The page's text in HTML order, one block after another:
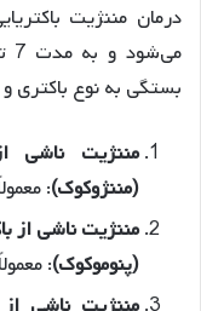
درمان مننژیت
بستگی به نوع باکتری
(مننژوکوک): معمولاً 5 تا 7 روز درمان با
(پنوموکوک): معمولاً 10 تا 14 روز درمان با آنتی‌بیوتیک.